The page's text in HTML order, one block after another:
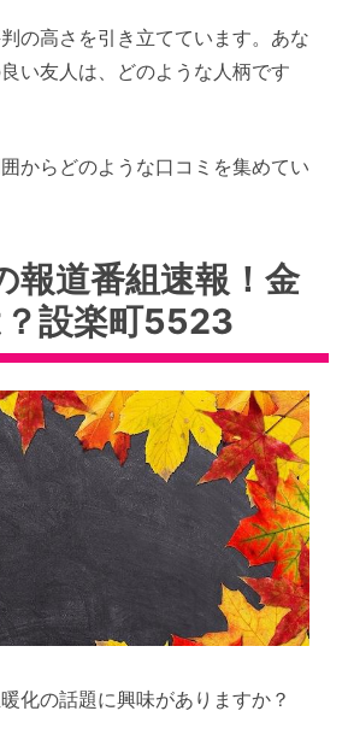
の高さを引き立てています。あな
い友人は、どのような人柄です
からどのような口コミを集めてい
報道番組速報！金
設楽町5523
化の話題に興味がありますか？